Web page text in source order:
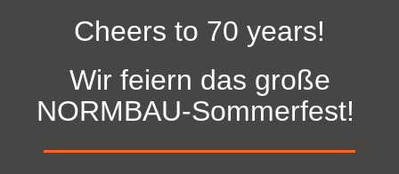
Cheers to 70 years!
Wir feiern das große
NORMBAU-Sommerfest!